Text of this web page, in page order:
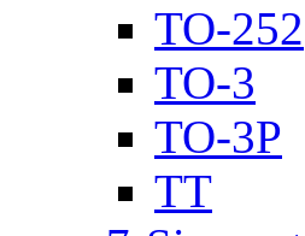
TO-252
TO-3
TO-3P
TT